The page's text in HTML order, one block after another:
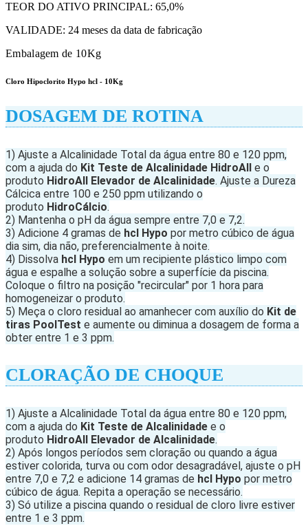
TEOR DO ATIVO PRINCIPAL: 65,0%
VALIDADE: 24 meses da data de fabricação
Embalagem de 10Kg
Cloro Hipoclorito Hypo hcl - 10Kg
DOSAGEM DE ROTINA
1) Ajuste a Alcalinidade Total da água entre 80 e 120 ppm,
com a ajuda do Kit Teste de Alcalinidade HidroAll e o
produto HidroAll Elevador de Alcalinidade. Ajuste a Dureza
Cálcica entre 100 e 250 ppm utilizando o
produto HidroCálcio.
2) Mantenha o pH da água sempre entre 7,0 e 7,2.
3) Adicione 4 gramas de hcl Hypo por metro cúbico de água
dia sim, dia não, preferencialmente à noite.
4) Dissolva hcl Hypo em um recipiente plástico limpo com
água e espalhe a solução sobre a superfície da piscina.
Coloque o filtro na posição "recircular" por 1 hora para
homogeneizar o produto.
5) Meça o cloro residual ao amanhecer com auxílio do Kit de
tiras PoolTest e aumente ou diminua a dosagem de forma a
obter entre 1 e 3 ppm.
CLORAÇÃO DE CHOQUE
1) Ajuste a Alcalinidade Total da água entre 80 e 120 ppm,
com a ajuda do Kit Teste de Alcalinidade e o
produto HidroAll Elevador de Alcalinidade.
2) Após longos períodos sem cloração ou quando a água
estiver colorida, turva ou com odor desagradável, ajuste o pH
entre 7,0 e 7,2 e adicione 14 gramas de hcl Hypo por metro
cúbico de água. Repita a operação se necessário.
3) Só utilize a piscina quando o residual de cloro livre estiver
entre 1 e 3 ppm.